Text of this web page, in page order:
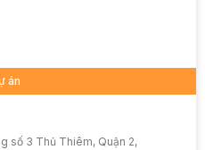
án
số 3 Thủ Thiêm, Quận 2,